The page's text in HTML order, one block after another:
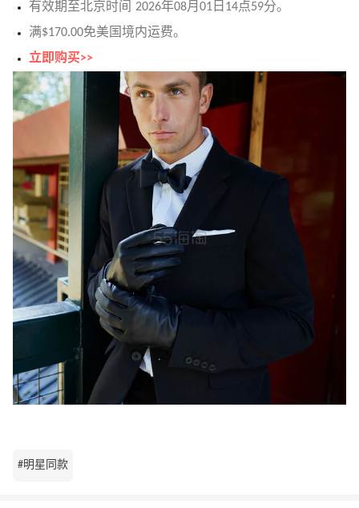
有效期至北京时间 2026年08月01日14点59分。
满$170.00免美国境内运费。
立即购买>>
#明星同款